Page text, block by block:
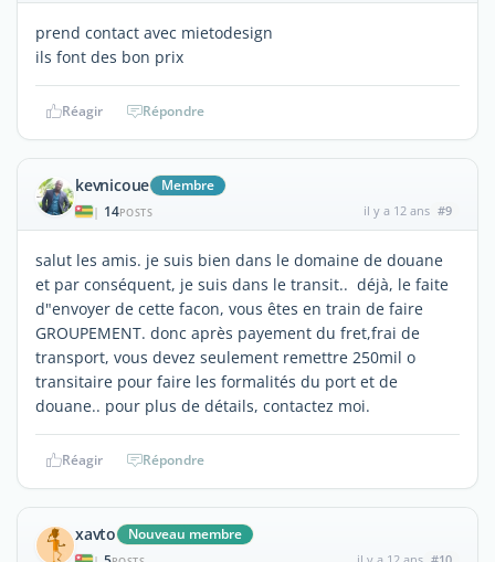
prend contact avec mietodesign
ils font des bon prix
Réagir Répondre
kevnicoue Membre
| 14POSTS il y a 12 ans #9
salut les amis. je suis bien dans le domaine de douane
et par conséquent, je suis dans le transit.. déjà, le faite
d"envoyer de cette facon, vous êtes en train de faire
GROUPEMENT. donc après payement du fret,frai de
transport, vous devez seulement remettre 250mil o
transitaire pour faire les formalités du port et de
douane.. pour plus de détails, contactez moi.
Réagir Répondre
xavto Nouveau membre